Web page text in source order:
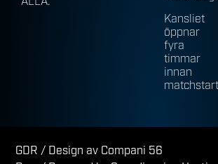
Kansliet
öppnar
fyra
timmar
innan
GDR / Design av Compani 56